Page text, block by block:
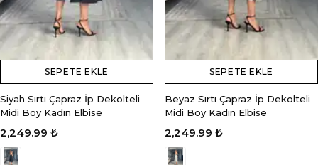
SEPETE EKLE
Siyah Sırtı Çapraz İp Dekolteli
Midi Boy Kadın Elbise
2,249.99 ₺
SEPETE EKLE
Beyaz Sırtı Çapraz İp Dekolteli
Midi Boy Kadın Elbise
2,249.99 ₺